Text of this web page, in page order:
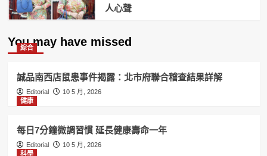
人心聲
You may have missed
綜合
誠品南西店鼠患事件揭露：北市府聯合稽查結果詳解
Editorial
10 5 月, 2026
健康
每日7分鐘微調習慣 延長健康壽命一年
Editorial
10 5 月, 2026
科學